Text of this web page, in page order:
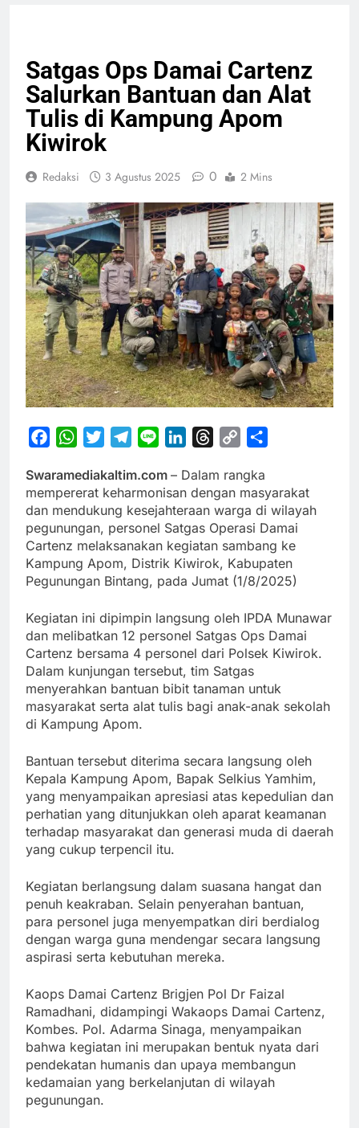
Satgas Ops Damai Cartenz
Salurkan Bantuan dan Alat
Tulis di Kampung Apom
Kiwirok
Redaksi 3 Agustus 2025 0 2 Mins
FacebookWhatsApp
TwitterTelegram
Line LinkedInThreads
Copy
Swaramediakaltim.com – Dalam rangka
mempererat keharmonisan dengan masyarakat
dan mendukung kesejahteraan warga di wilayah
pegunungan, personel Satgas Operasi Damai
Cartenz melaksanakan kegiatan sambang ke
Kampung Apom, Distrik Kiwirok, Kabupaten
Pegunungan Bintang, pada Jumat (1/8/2025)
Kegiatan ini dipimpin langsung oleh IPDA Munawar
dan melibatkan 12 personel Satgas Ops Damai
Cartenz bersama 4 personel dari Polsek Kiwirok.
Dalam kunjungan tersebut, tim Satgas
menyerahkan bantuan bibit tanaman untuk
masyarakat serta alat tulis bagi anak-anak sekolah
di Kampung Apom.
Bantuan tersebut diterima secara langsung oleh
Kepala Kampung Apom, Bapak Selkius Yamhim,
yang menyampaikan apresiasi atas kepedulian dan
perhatian yang ditunjukkan oleh aparat keamanan
terhadap masyarakat dan generasi muda di daerah
yang cukup terpencil itu.
Kegiatan berlangsung dalam suasana hangat dan
penuh keakraban. Selain penyerahan bantuan,
para personel juga menyempatkan diri berdialog
dengan warga guna mendengar secara langsung
aspirasi serta kebutuhan mereka.
Kaops Damai Cartenz Brigjen Pol Dr Faizal
Ramadhani, didampingi Wakaops Damai Cartenz,
Kombes. Pol. Adarma Sinaga, menyampaikan
bahwa kegiatan ini merupakan bentuk nyata dari
pendekatan humanis dan upaya membangun
kedamaian yang berkelanjutan di wilayah
pegunungan.